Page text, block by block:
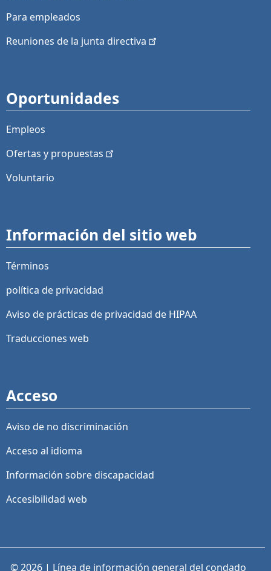
Para empleados
Reuniones de la junta directiva
Oportunidades
Empleos
Ofertas y propuestas
Voluntario
Información del sitio web
Términos
política de privacidad
Aviso de prácticas de privacidad de HIPAA
Traducciones web
Acceso
Aviso de no discriminación
Acceso al idioma
Información sobre discapacidad
Accesibilidad web
© 2026 | Línea de información general del condado